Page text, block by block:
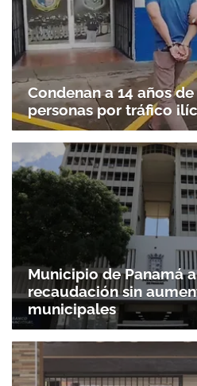
Condenan a 14 años
personas por tráfico
Municipio de Panamá
recaudación sin
municipales